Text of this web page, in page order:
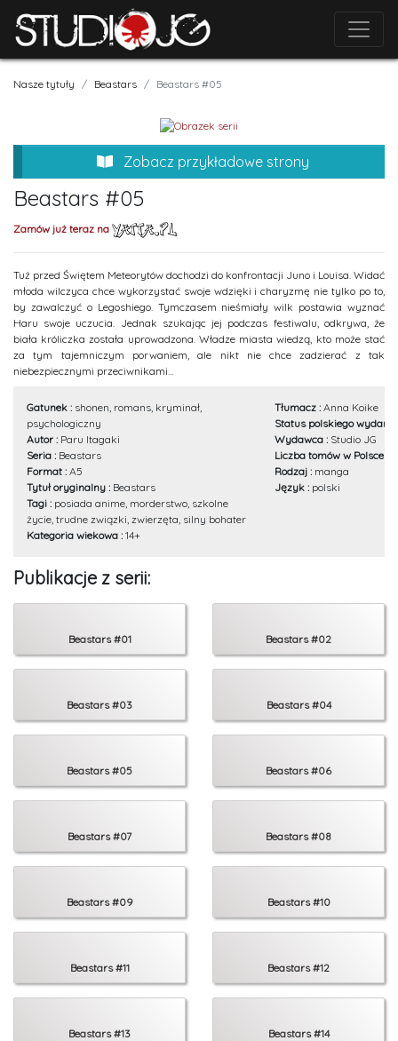
Nasze tytuły Beastars Beastars #05
Zobacz przykładowe strony
Beastars #05
Zamów już teraz na
Tuż przed Świętem Meteorytów dochodzi do konfrontacji Juno i Louisa. Widać
młoda wilczyca chce wykorzystać swoje wdzięki i charyzmę nie tylko po to,
by zawalczyć o Legoshiego. Tymczasem nieśmiały wilk postawia wyznać
Haru swoje uczucia. Jednak szukając jej podczas festiwalu, odkrywa, że
biała króliczka została uprowadzona. Władze miasta wiedzą, kto może stać
za tym tajemniczym porwaniem, ale nikt nie chce zadzierać z tak
niebezpiecznymi przeciwnikami…
Gatunek : shonen, romans, kryminał,
psychologiczny
Autor : Paru Itagaki
Seria : Beastars
Format : A5
Tytuł oryginalny : Beastars
Tagi : posiada anime, morderstwo, szkolne
życie, trudne związki, zwierzęta, silny bohater
Kategoria wiekowa : 14+
Tłumacz : Anna Koike
Status polskiego
Wydawca : Studio JG
Liczba tomów w Polsce :
Rodzaj : manga
Język : polski
Publikacje z serii:
Beastars #01 Beastars #02
Beastars #03 Beastars #04
Beastars #05 Beastars #06
Beastars #07 Beastars #08
Beastars #09 Beastars #10
Beastars #11 Beastars #12
Beastars #13 Beastars #14